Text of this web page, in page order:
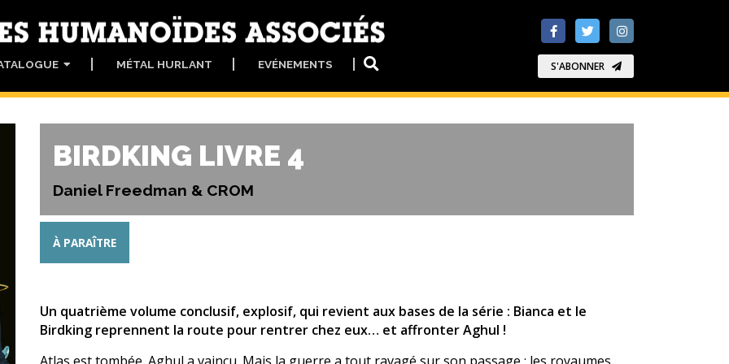
S'ABONNER
MÉTAL HURLANT EVÉNEMENTS
BIRDKING LIVRE 4
Daniel Freedman & CROM
À PARAÎTRE
Un quatrième volume conclusif, explosif, qui revient aux bases de la série : Bianca et le
Birdking reprennent la route pour rentrer chez eux… et affronter Aghul !